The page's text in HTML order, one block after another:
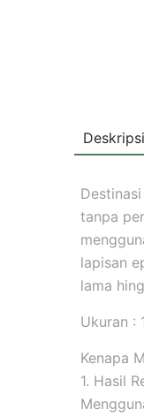
Deskripsi
tanpa
lapisan
lama
Ukuran :
Kenapa
1. Hasil